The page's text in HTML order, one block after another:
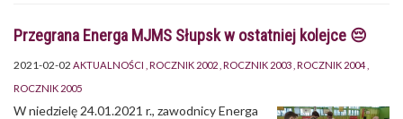
Przegrana Energa MJMS Słupsk w ostatniej kolejce 😔
2021-02-02 AKTUALNOŚCI ROCZNIK 2002 ROCZNIK 2003 ROCZNIK 2004
ROCZNIK 2005
W niedzielę 24.01.2021 r., zawodnicy Energa